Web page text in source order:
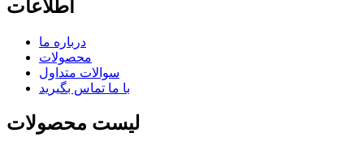
اطلاعات
درباره ما
محصولات
سوالات متداول
با ما تماس بگیرید
لیست محصولات